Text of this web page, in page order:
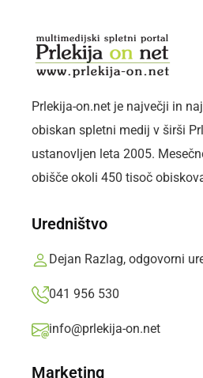
NEDELJA, 9. AVGUST 2026 Sledite
Prlekija-on.net je največji in
obiskan spletni medij v širši
ustanovljen leta 2005.
obišče okoli 450 tisoč
Uredništvo
Dejan Razlag, odgovorni
041 956 530
info@prlekija-on.net
Marketing